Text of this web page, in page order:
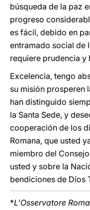
búsqueda de la paz
progreso
es fácil, debido en
entramado social de
requiere prudencia y
Excelencia, tengo
su misión prosperen
han distinguido
la Santa Sede, y
cooperación de los
Romana, que usted
miembro del
usted y sobre la
bendiciones de Dios
*L'Osservatore